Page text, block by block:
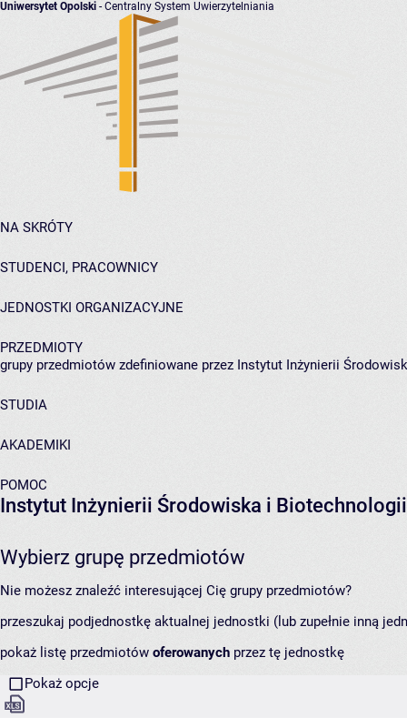
Uniwersytet Opolski - Centralny System Uwierzytelniania
NA SKRÓTY
STUDENCI, PRACOWNICY
JEDNOSTKI ORGANIZACYJNE
PRZEDMIOTY
grupy przedmiotów zdefiniowane przez Instytut Inżynierii
STUDIA
AKADEMIKI
POMOC
Instytut Inżynierii Środowiska i Biotechnologii
Wybierz grupę przedmiotów
Nie możesz znaleźć interesującej Cię grupy przedmiotów?
przeszukaj podjednostkę aktualnej jednostki (lub zupełnie inną
pokaż listę przedmiotów oferowanych przez tę jednostkę
Pokaż opcje